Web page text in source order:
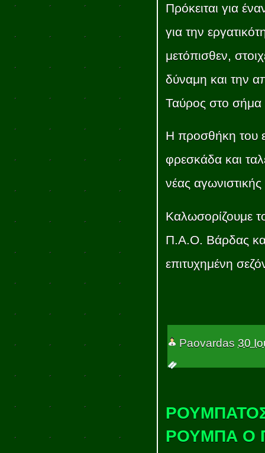
Πρόκειται για
για την
μετόπισθεν,
δύναμη και την
Ταύρος στο σήμα
Η προσθήκη του
φρεσκάδα και
νέας
Καλωσορίζουμε
Π.Α.Ο. Βάρδας και
επιτυχημένη
Paovardas 30
ΡΟΥΜΠΑ Ο